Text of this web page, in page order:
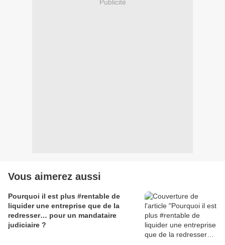
Publicité
Vous aimerez aussi
Pourquoi il est plus #rentable de
liquider une entreprise que de la
redresser… pour un mandataire
judiciaire ?